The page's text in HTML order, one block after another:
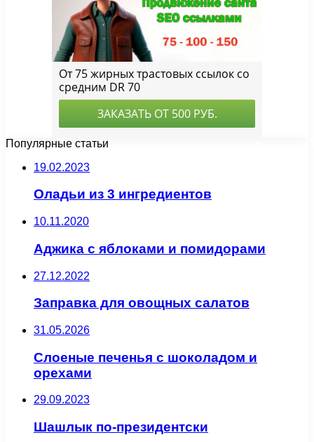
Популярные статьи
19.02.2023
Оладьи из 3 ингредиентов
10.11.2020
Аджика с яблоками и помидорами
27.12.2022
Заправка для овощных салатов
31.05.2026
Слоеные печенья с шоколадом и
орехами
29.09.2023
Шашлык по-президентски